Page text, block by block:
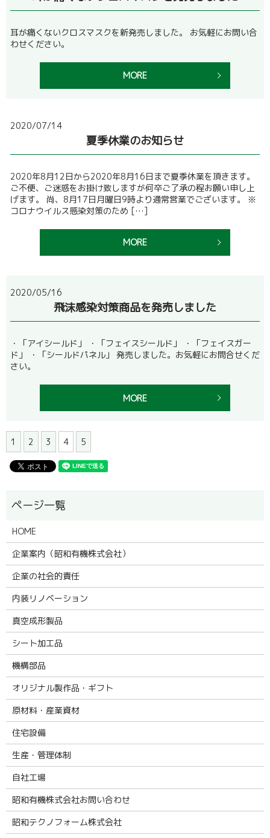
耳が痛くないクロスマスクを新発売しました。 お気軽にお問い合
わせください。
MORE
2020/07/14
夏季休業のお知らせ
2020年8月12日から2020年8月16日まで夏季休業を頂きます。
ご不便、ご迷惑をお掛け致しますが何卒ご了承の程お願い申し上
げます。 尚、8月17日月曜日9時より通常営業でございます。 ※
コロナウイルス感染対策のため […]
MORE
2020/05/16
飛沫感染対策商品を発売しました
・「アイシールド」 ・「フェイスシールド」 ・「フェイスガー
ド」 ・「シールドパネル」 発売しました。お気軽にお問合せくだ
さい。
MORE
1 2 3 4 5
HOME
企業案内（昭和有機株式会社）
企業の社会的責任
内装リノベーション
真空成形製品
シート加工品
機構部品
オリジナル製作品・ギフト
原材料・産業資材
住宅設備
生産・管理体制
自社工場
昭和有機株式会社お問い合わせ
昭和テクノフォーム株式会社